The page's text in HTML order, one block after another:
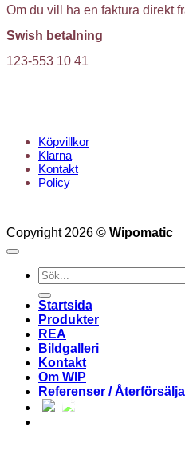
Om du vill ha en faktura direkt
Swish betalning
123-553 10 41
Köpvillkor
Klarna
Kontakt
Policy
Copyright 2026 © Wipomatic
Sök
efter:
Startsida
Produkter
REA
Bildgalleri
Kontakt
Om WIP
Referenser /